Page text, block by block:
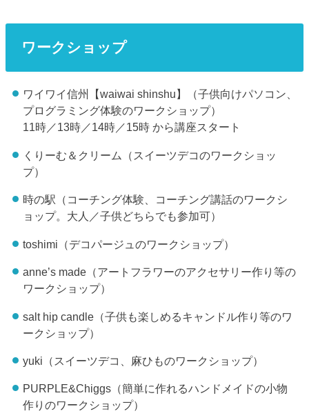
ワークショップ
ワイワイ信州【waiwai shinshu】（子供向けパソコン、
プログラミング体験のワークショップ）
11時／13時／14時／15時 から講座スタート
くりーむ＆クリーム（スイーツデコのワークショッ
プ）
時の駅（コーチング体験、コーチング講話のワークシ
ョップ。大人／子供どちらでも参加可）
toshimi（デコパージュのワークショップ）
anne’s made（アートフラワーのアクセサリー作り等の
ワークショップ）
salt hip candle（子供も楽しめるキャンドル作り等のワ
ークショップ）
yuki（スイーツデコ、麻ひものワークショップ）
PURPLE&Chiggs（簡単に作れるハンドメイドの小物
作りのワークショップ）